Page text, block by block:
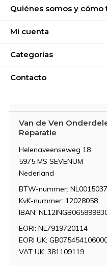
Quiénes somos y cómo
Mi cuenta
Categorías
Contacto
Van de Ven
Reparatie
Helenaveenseweg 18
5975 MS SEVENUM
Nederland
BTW-nummer:
KvK-nummer: 12028058
IBAN:
EORI: NL7919720114
EORI UK:
VAT UK: 381109119